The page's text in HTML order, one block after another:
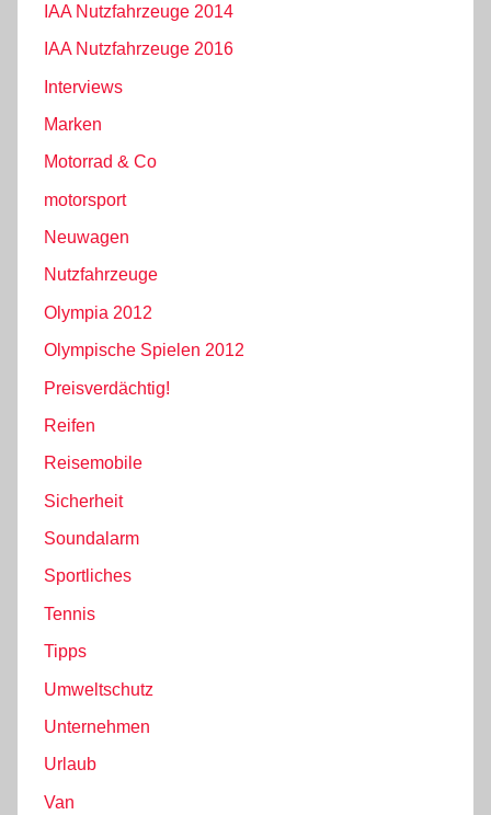
IAA Nutzfahrzeuge 2014
IAA Nutzfahrzeuge 2016
Interviews
Marken
Motorrad & Co
motorsport
Neuwagen
Nutzfahrzeuge
Olympia 2012
Olympische Spielen 2012
Preisverdächtig!
Reifen
Reisemobile
Sicherheit
Soundalarm
Sportliches
Tennis
Tipps
Umweltschutz
Unternehmen
Urlaub
Van